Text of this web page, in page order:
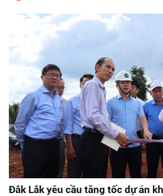
Đắk Lắk yêu cầu tăng tốc dự án